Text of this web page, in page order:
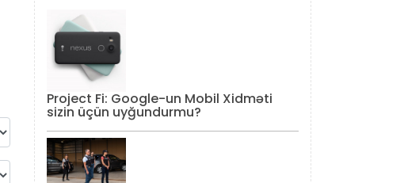
Project Fi: Google-un Mobil Xidməti
sizin üçün uyğundurmu?